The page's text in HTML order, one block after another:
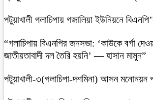
‎পটুয়াখালী গলাচিপায় গজালিয়া ইউনিয়নে
“গলাচিপায় বিএনপির জনসভা: ‘কাউকে বর্গা
জাতীয়তাবাদী দল তৈরি হয়নি’ — হাসান মামুন”
পটুয়াখালী-৩(গলাচিপা-দশমিনা) আসন মনোনয়ন